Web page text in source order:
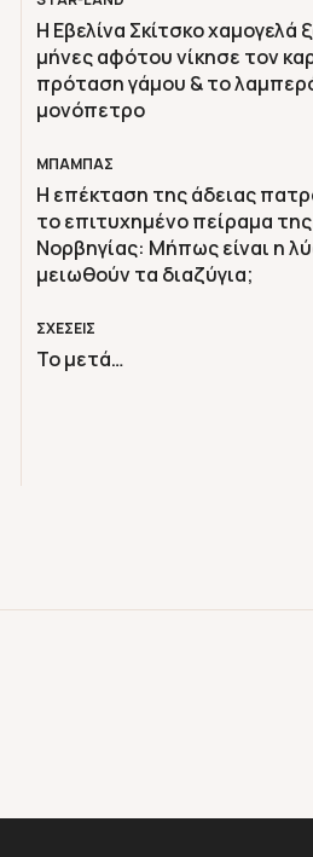
Η Εβελίνα Σκίτσκο χαμογελά
μήνες αφότου νίκησε τον
πρόταση γάμου & το
μονόπετρο
ΜΠΑΜΠΑΣ
H επέκταση της άδειας
το επιτυχημένο πείραμα της
Νορβηγίας: Μήπως είναι η
μειωθούν τα διαζύγια;
ΣΧΕΣΕΙΣ
Το μετά…